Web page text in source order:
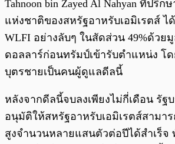
Tahnoon bin Zayed Al Nahyan ที่ปรึ
แห่งชาติของสหรัฐอาหรับเอมิเรตส์ ไ
WLFI อย่างลับๆ ในสัดส่วน 49%ด้วย
ดอลลาร์ก่อนทรัมป์เข้ารับตำแหน่ง โด
บุตรชายเป็นคนผู้ดูแลดีลนี้
หลังจากดีลนี้จบลงเพียงไม่กี่เดือน รัฐ
อนุมัติให้สหรัฐอาหรับเอมิเรตส์สามา
สูงจำนวนหลายแสนตัวต่อปีได้สำเร็จ